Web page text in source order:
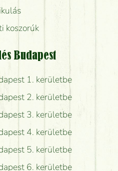
koszorúk
Budapest
1. kerületbe
2. kerületbe
3. kerületbe
4. kerületbe
5. kerületbe
6. kerületbe